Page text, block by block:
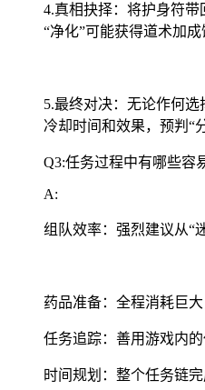
4.真相抉择：将护身符
“净化”可能获得道术加
5.最终对决：无论作何
冷却时间和效果，预判“
Q3:任务过程中有哪些容
A:
组队效率：强烈建议从“
药品准备：全程消耗巨
任务追踪：善用游戏内
时间规划：整个任务链